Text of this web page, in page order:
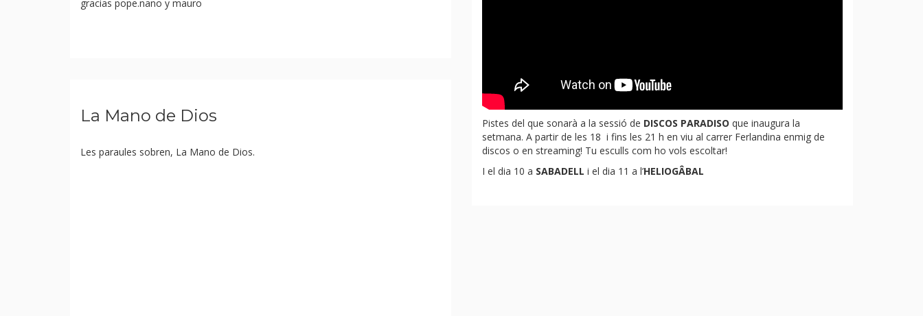
gracias pope.nano y mauro
Pistes del que sonarà a la sessió de DISCOS PARADISO que inaugura la
setmana. A partir de les 18 i fins les 21 h en viu al carrer Ferlandina enmig de
discos o en streaming! Tu esculls com ho vols escoltar!
I el dia 10 a SABADELL i el dia 11 a l’HELIOGÂBAL
La Mano de Dios
Les paraules sobren, La Mano de Dios.